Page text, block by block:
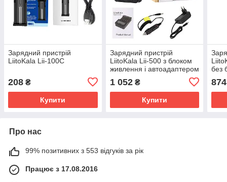
Зарядний пристрій
LiitoKala Lii-100C
208 ₴
Купити
Зарядний пристрій
LiitoKala Lii-500 з блоком
живлення і автоадаптером
1 052₴
Купити
без
874
Про нас
99% позитивних з 553 відгуків за рік
Працює з 17.08.2016